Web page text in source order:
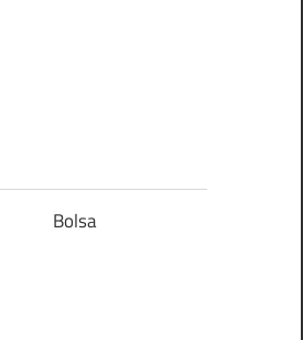
Bolsa